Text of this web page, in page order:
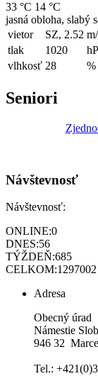
33 °C 14 °C
jasná obloha, slabý
vietor
SZ, 2.52
tlak
1020
vlhkosť 28 %
Seniori
Návštevnosť
Návštevnosť:
ONLINE:0
DNES:56
TÝŽDEŇ:685
CELKOM:1297002
Adresa
Obecný úrad
Námestie
946 32
Tel.: